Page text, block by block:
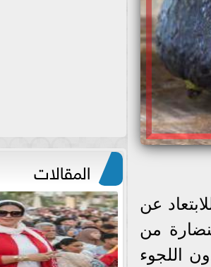
عن
من
اللجوء
المقالات